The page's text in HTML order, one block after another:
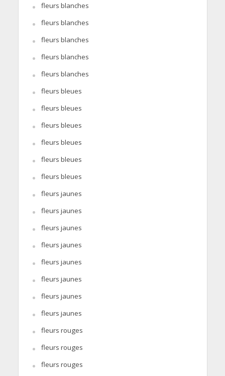
fleurs blanches
fleurs blanches
fleurs blanches
fleurs blanches
fleurs blanches
fleurs bleues
fleurs bleues
fleurs bleues
fleurs bleues
fleurs bleues
fleurs bleues
fleurs jaunes
fleurs jaunes
fleurs jaunes
fleurs jaunes
fleurs jaunes
fleurs jaunes
fleurs jaunes
fleurs jaunes
fleurs rouges
fleurs rouges
fleurs rouges